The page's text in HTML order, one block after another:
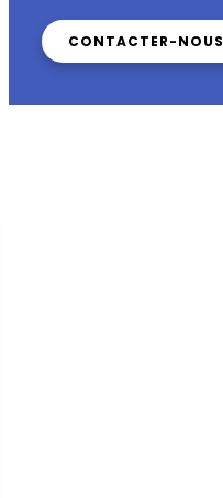
CONTACTER-NOUS